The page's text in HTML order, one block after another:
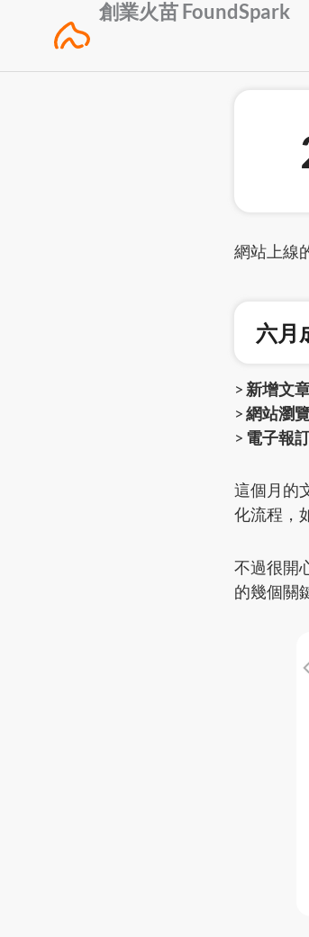
創業火苗 FoundSpark
網站上線
六月
> 新增文
>網站瀏
> 電子報
這個月的
化流程，
不過很開
的幾個關